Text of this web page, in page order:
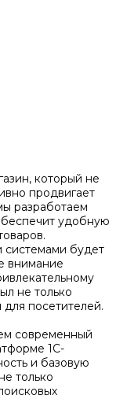
который не
продвигает
разработаем
удобную
системами будет
внимание
не только
посетителей.
современный
1С-
и базовую
только